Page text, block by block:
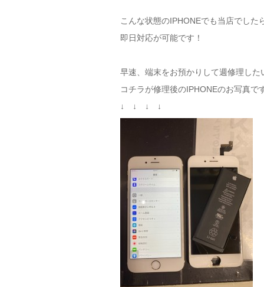
こんな状態のIPHONEでも当店でした
即日対応が可能です！
早速、端末をお預かりして週修理した
コチラが修理後のIPHONEのお写真で
↓ ↓ ↓ ↓